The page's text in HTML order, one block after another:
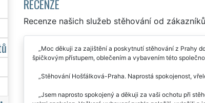
RECENZE
Recenze našich služeb stěhování od
Moc děkuji za zajištění a poskytnutí stěhování z Prahy
špičkovým přístupem, oblečením a vybavením této
Stěhování Hošťálková-Praha. Naprostá spokojenost,
Jsem naprosto spokojený a děkuji za vaši ochotu při